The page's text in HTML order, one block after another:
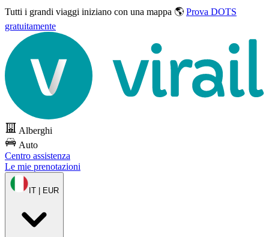
Tutti i grandi viaggi iniziano con una mappa 🌎 Prova DOTS
gratuitamente
Alberghi
Auto
Centro assistenza
Le mie prenotazioni
IT | EUR